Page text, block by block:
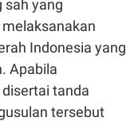
yang
Indonesia yang
Apabila
tanda
tersebut